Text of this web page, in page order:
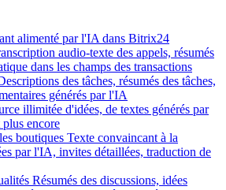
alimenté par l'IA dans Bitrix24
audio-texte des appels, résumés
dans les champs des transactions
des tâches, résumés des tâches,
générés par l'IA
illimitée d'idées, de textes générés par
encore
boutiques Texte convaincant à la
par l'IA, invites détaillées, traduction de
Résumés des discussions, idées